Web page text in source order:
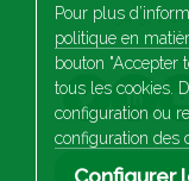
+34 976
2026
Pour plus
politique en
bouton "Accepter
tous les cookies.
configuration ou
configuration des
Configurer